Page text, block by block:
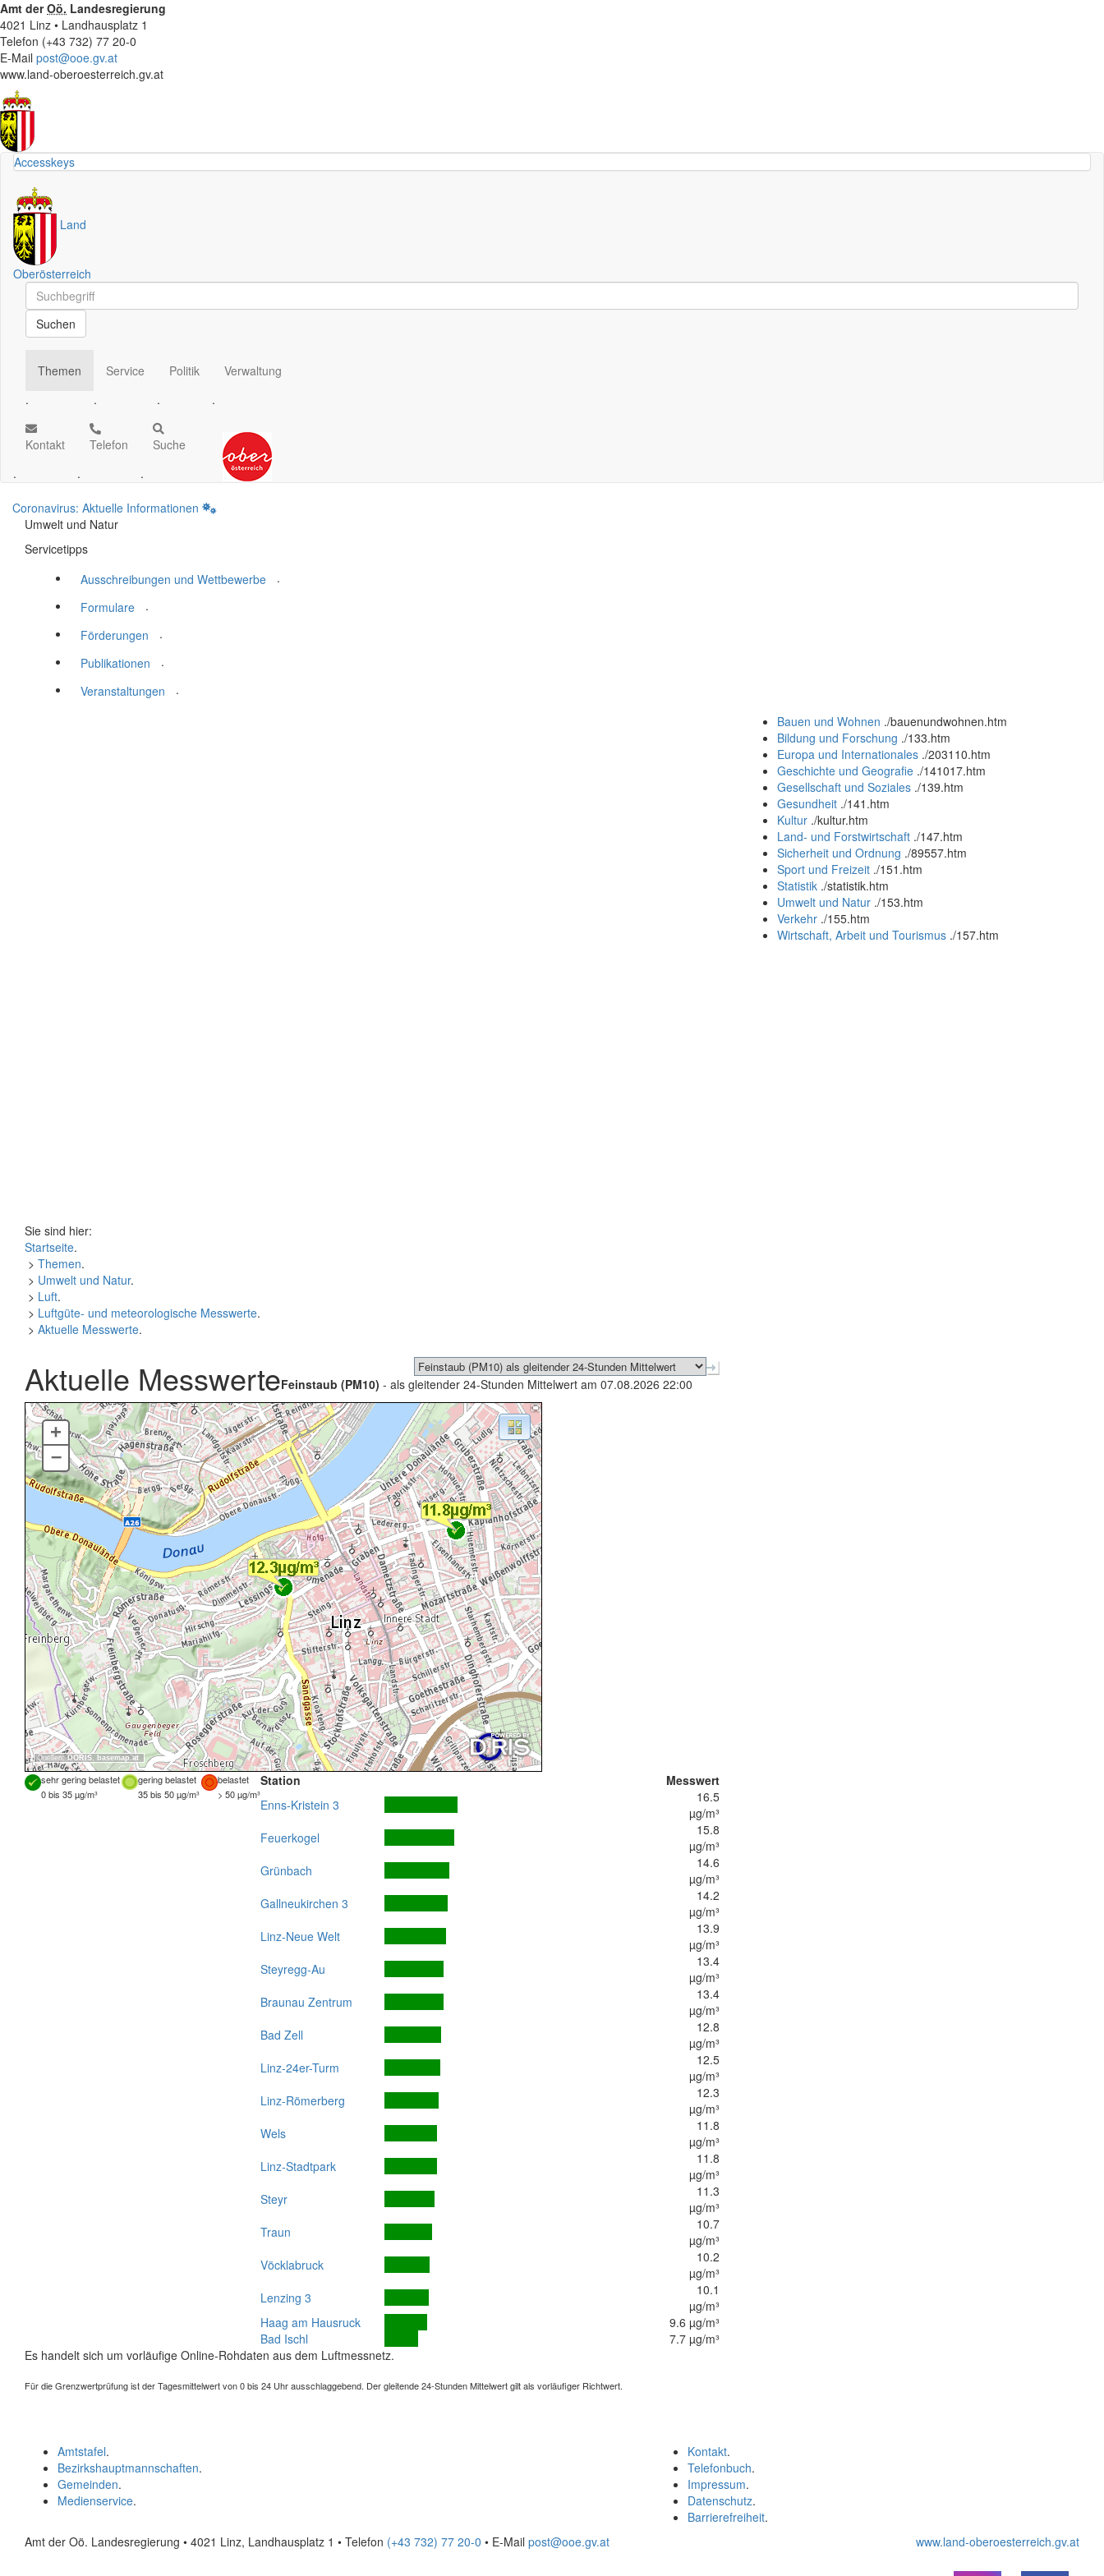
Amt derOö. Landesregierung
4021 Linz • Landhausplatz 1
Telefon (+43 732) 77 20-0
E-Mail post@ooe.gv.at
www.land-oberoesterreich.gv.at
Accesskeys
Land
Oberösterreich
Schnellsuche
Schnellsuche
Suchen
Themen
.
Service
.
Politik
.
Verwaltung
.
Kontakt
.
Telefon
.
Suche
.
Coronavirus: Aktuelle Informationen
Umwelt und Natur
Servicetipps
Ausschreibungen und Wettbewerbe
.
Formulare
.
Förderungen
.
Publikationen
.
Veranstaltungen
.
Bauen und Wohnen ./bauenundwohnen.htm
Bildung und Forschung ./133.htm
Europa und Internationales ./203110.htm
Geschichte und Geografie ./141017.htm
Gesellschaft und Soziales ./139.htm
Gesundheit ./141.htm
Kultur ./kultur.htm
Land- und Forstwirtschaft ./147.htm
Sicherheit und Ordnung ./89557.htm
Sport und Freizeit ./151.htm
Statistik ./statistik.htm
Umwelt und Natur ./153.htm
Verkehr ./155.htm
Wirtschaft, Arbeit und Tourismus ./157.htm
Sie sind hier:
Startseite.
> Themen.
> Umwelt und Natur.
> Luft.
> Luftgüte- und meteorologische Messwerte.
> Aktuelle Messwerte.
Aktuelle MesswerteFeinstaub (PM10) - als gleitender 24-Stunden Mittelwert am 07.08.2026 22:00
Quellen:DORIS, basemap.at
+
–
sehr gering belastet gering belastet
belastet
0 bis 35 µg/m³
35 bis 50 µg/m³ > 50 µg/m³
Station
Messwert
Enns-Kristein 3
16.5
µg/m³
Feuerkogel
15.8
µg/m³
Grünbach
14.6
µg/m³
Gallneukirchen 3
14.2
µg/m³
Linz-Neue Welt
13.9
µg/m³
Steyregg-Au
13.4
µg/m³
Braunau Zentrum
13.4
µg/m³
Bad Zell
12.8
µg/m³
Linz-24er-Turm
12.5
µg/m³
Linz-Römerberg
12.3
µg/m³
Wels
11.8
µg/m³
Linz-Stadtpark
11.8
µg/m³
Steyr
11.3
µg/m³
Traun
10.7
µg/m³
Vöcklabruck
10.2
µg/m³
Lenzing 3
10.1
µg/m³
Haag am Hausruck
9.6 µg/m³
Bad Ischl
7.7 µg/m³
Es handelt sich um vorläufige Online-Rohdaten aus dem Luftmessnetz.
Für die Grenzwertprüfung ist der Tagesmittelwert von 0 bis 24 Uhr ausschlaggebend. Der gleitende 24-Stunden Mittelwert gilt als vorläufiger Richtwert.
Kontakt.
Telefonbuch.
Impressum.
Datenschutz.
Barrierefreiheit.
Amtstafel.
Bezirkshauptmannschaften.
Gemeinden.
Medienservice.
Amt der Oö. Landesregierung • 4021 Linz, Landhausplatz 1 • Telefon (+43 732) 77 20-0 • E-Mail post@ooe.gv.at www.land-oberoesterreich.gv.at